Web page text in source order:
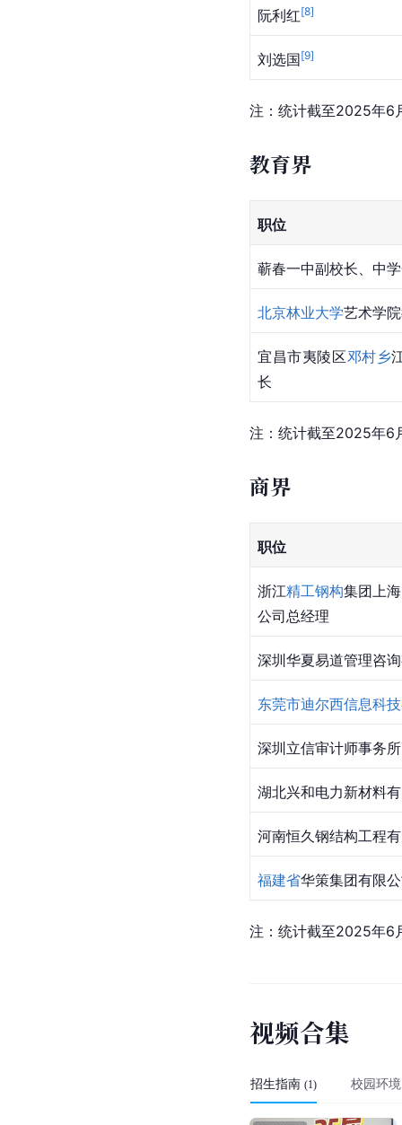
阮利红[8]
刘选国[9]
注：统计截至2025年6
教育界
职位
蕲春一中副校长、中
北京林业大学艺术学
宜昌市夷陵区邓村乡
长
注：统计截至2025年6
商界
职位
浙江精工钢构集团上
公司总经理
深圳华夏易道管理咨
东莞市迪尔西信息科
深圳立信审计师事务
湖北兴和电力新材料
河南恒久钢结构工程
福建省华策集团有限
注：统计截至2025年6
视频合集
招生指南 (1) 校园环境